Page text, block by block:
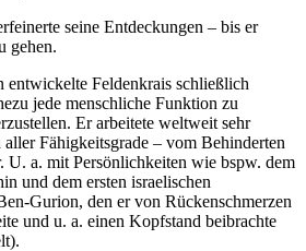
seine Entdeckungen – bis er
gehen.
entwickelte Feldenkrais schließlich
jede menschliche Funktion zu
Er arbeitete weltweit sehr
Fähigkeitsgrade – vom Behinderten
U. a. mit Persönlichkeiten wie bspw. dem
und dem ersten israelischen
Gurion, den er von Rückenschmerzen
und u. a. einen Kopfstand beibrachte